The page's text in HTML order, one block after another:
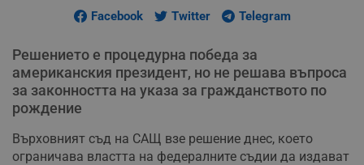
Facebook Twitter Telegram
Решението е процедурна победа за
американския президент, но не решава въпроса
за законността на указа за гражданството по
рождение
Върховният съд на САЩ взе решение днес, което
ограничава властта на федералните съдии да издават